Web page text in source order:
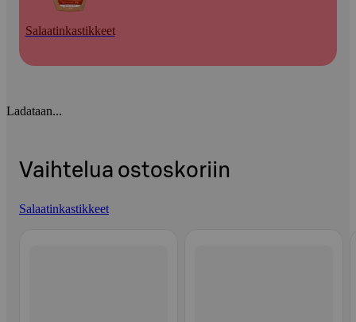
Salaatinkastikkeet
Ladataan...
Vaihtelua ostoskoriin
Salaatinkastikkeet